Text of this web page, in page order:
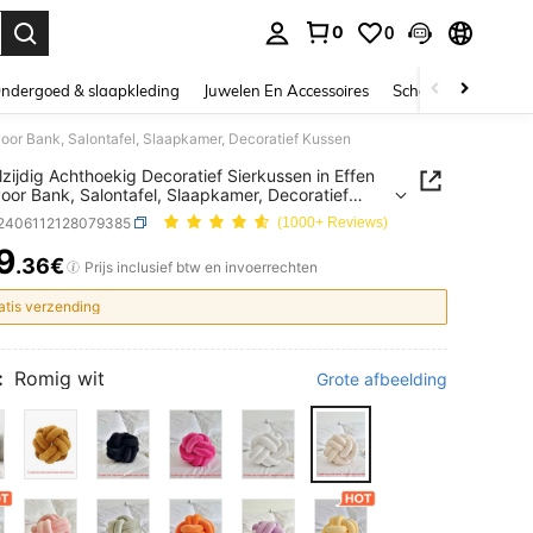
0 0
& slaapkleding Juwelen En Accessoires Schoonheid &
Bank, Salontafel, Slaapkamer, Decoratief Kussen
Achthoekig Decoratief Sierkussen in Effen
Bank, Salontafel, Slaapkamer, Decoratief
(1000+ Reviews)
AND AVAILABILITY
.36€ Prijs inclusief btw en invoerrechten
verzending
Romig wit Grote afbeelding